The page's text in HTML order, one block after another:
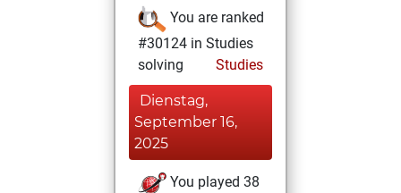
You are ranked
#30124 in Studies
solving
Studies
Dienstag,
September 16,
2025
You played 38